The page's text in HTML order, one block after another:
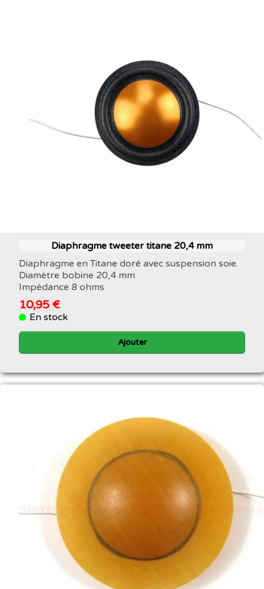
Diaphragme tweeter titane 20,4 mm
Diaphragme en Titane doré avec suspension soie.
Diamètre bobine 20,4 mm
Impédance 8 ohms
10,95 €
En stock
Ajouter